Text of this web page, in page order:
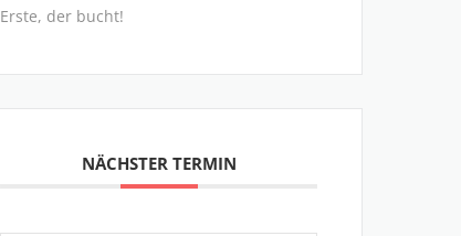
Erste, der bucht!
NÄCHSTER TERMIN